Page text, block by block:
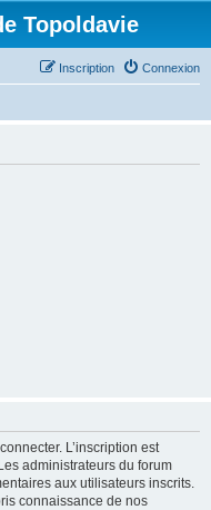
Topoldavie
Connexion
Inscription
L’inscription est
administrateurs du forum
aux utilisateurs inscrits.
connaissance de nos